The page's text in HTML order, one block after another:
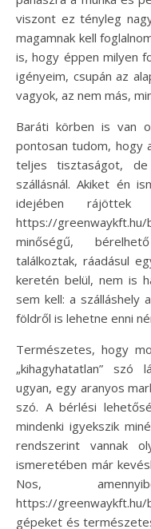
viszont ez tényleg
magamnak kell
is, hogy éppen milyen
igényeim, csupán az
vagyok, az nem más,
Baráti körben is van
pontosan tudom, hogy
teljes tisztaságot,
szállásnál. Akiket én
idejében
https://greenwaykft.hu/
minőségű,
találkoztak, ráadásul
keretén belül, nem is
sem kell: a szálláshely
földről is lehetne enni
Természetes, hogy
„kihagyhatatlan” szó
ugyan, egy aranyos
szó. A bérlési
mindenki igyekszik
rendszerint vannak
ismeretében már
Nos,
https://
gépeket és